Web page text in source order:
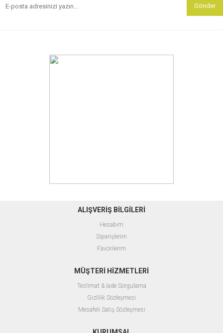
Gönder
ALIŞVERİŞ BİLGİLERİ
Hesabım
Siparişlerim
Favorilerim
MÜŞTERİ HİZMETLERİ
Teslimat & İade Sorgulama
Gizlilik Sözleşmesi
Mesafeli Satış Sözleşmesi